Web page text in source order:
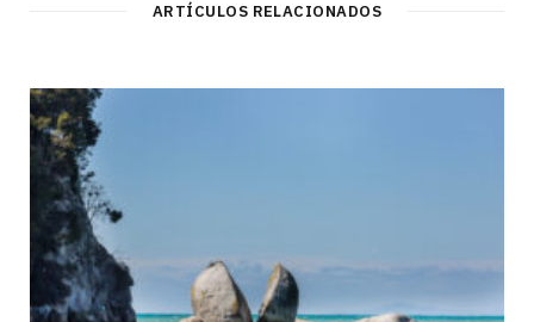
ARTÍCULOS RELACIONADOS